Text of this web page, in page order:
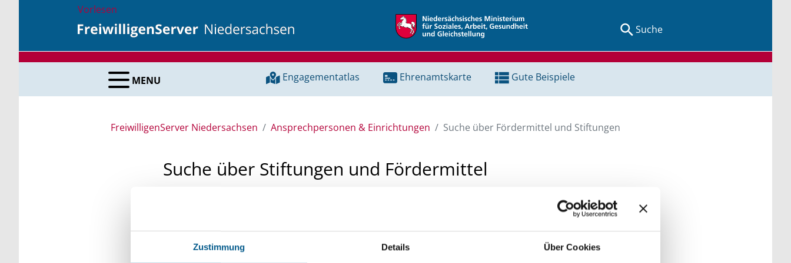
Zustimmung Details Über Cookies
Vorlesen
Suche
MENU Engagementatlas Ehrenamtskarte Gute Beispiele
FreiwilligenServer Niedersachsen Ansprechpersonen & Einrichtungen Suche über Fördermittel und Stiftungen
Suche über Stiftungen und Fördermittel
Sie suchen finanzielle Unterstützung für ein Projekt oder ein Vorhaben? Hier können Sie direkt über
Kleinschreibung beachten.